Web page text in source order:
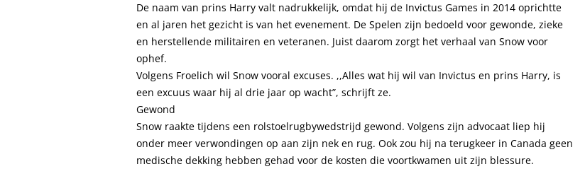
De naam van prins Harry valt nadrukkelijk, omdat hij de Invictus Games in 2014 oprichtte
en al jaren het gezicht is van het evenement. De Spelen zijn bedoeld voor gewonde, zieke
en herstellende militairen en veteranen. Juist daarom zorgt het verhaal van Snow voor
ophef.
Volgens Froelich wil Snow vooral excuses. ,,Alles wat hij wil van Invictus en prins Harry, is
een excuus waar hij al drie jaar op wacht”, schrijft ze.
Gewond
Snow raakte tijdens een rolstoelrugbywedstrijd gewond. Volgens zijn advocaat liep hij
onder meer verwondingen op aan zijn nek en rug. Ook zou hij na terugkeer in Canada geen
medische dekking hebben gehad voor de kosten die voortkwamen uit zijn blessure.